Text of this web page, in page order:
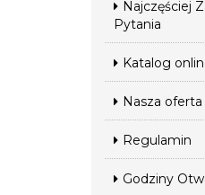
Najczęściej
Pytania
Katalog
Nasza oferta
Regulamin
Godziny